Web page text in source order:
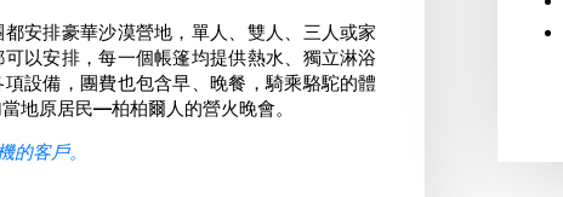
安排豪華沙漠營地，單人、雙人、三人或家
以安排，每一個帳篷均提供熱水、獨立淋浴
設備，團費也包含早、晚餐，騎乘駱駝的體
地原居民—柏柏爾人的營火晚會。
的客戶。